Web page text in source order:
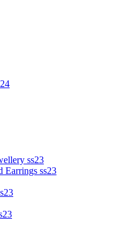
ss23
Earrings ss23